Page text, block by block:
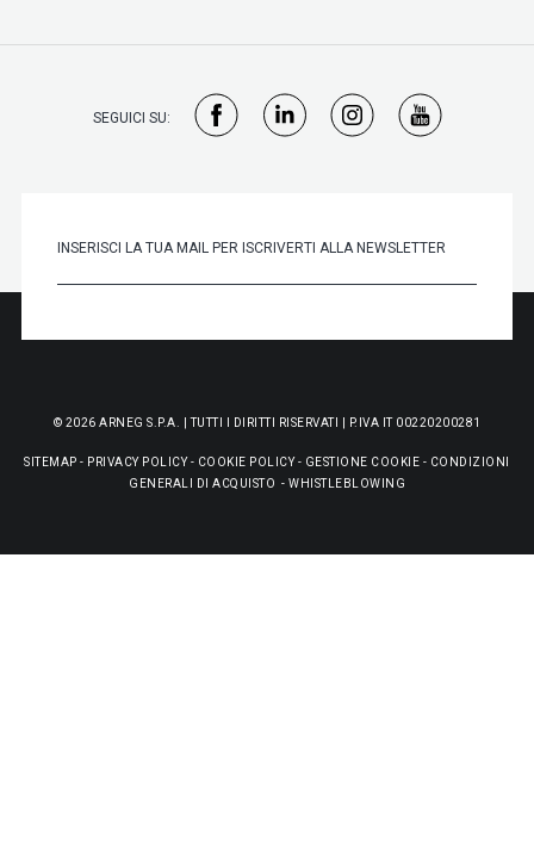
SEGUICI SU:
© 2026 ARNEG S.P.A. | TUTTI I DIRITTI RISERVATI | P.IVA IT 00220200281
SITEMAP - PRIVACY POLICY- COOKIE POLICY- GESTIONE COOKIE - CONDIZIONI
GENERALI DI ACQUISTO - WHISTLEBLOWING